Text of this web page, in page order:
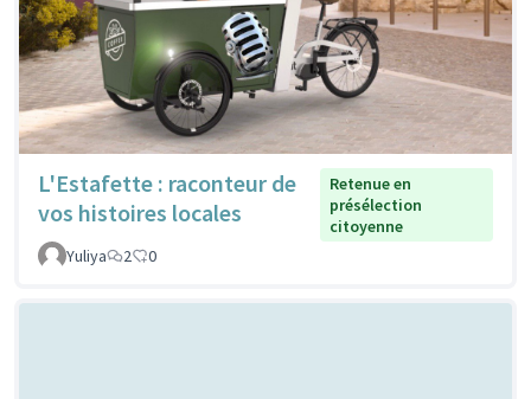
L'Estafette : raconteur de
vos histoires locales
Retenue en
présélection
citoyenne
Yuliya
2 0